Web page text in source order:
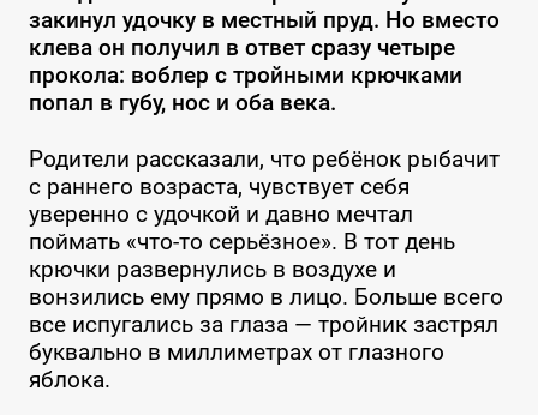
закинул удочку в местный пруд. Но вместо
клева он получил в ответ сразу четыре
прокола: воблер с тройными крючками
попал в губу, нос и оба века.
Родители рассказали, что ребёнок рыбачит
с раннего возраста, чувствует себя
уверенно с удочкой и давно мечтал
поймать «что-то серьёзное». В тот день
крючки развернулись в воздухе и
вонзились ему прямо в лицо. Больше всего
все испугались за глаза — тройник застрял
буквально в миллиметрах от глазного
яблока.